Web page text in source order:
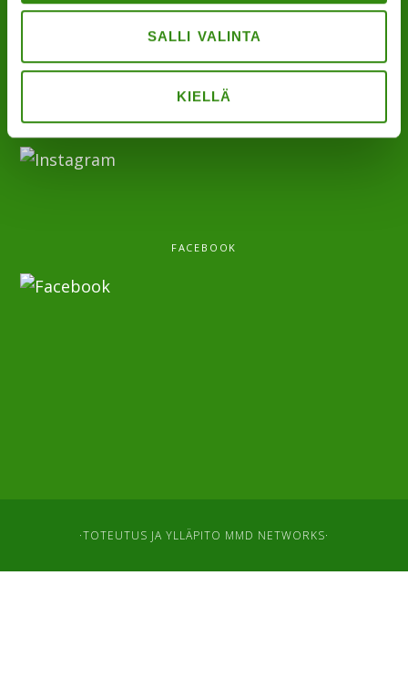
SALLI VALINTA
KIELLÄ
INSTAGRAM
FACEBOOK
·TOTEUTUS JA YLLÄPITO MMD NETWORKS·